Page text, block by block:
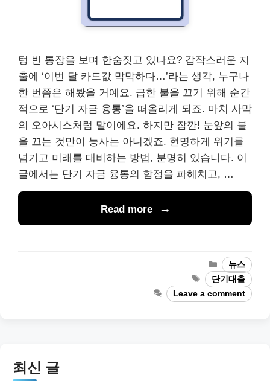
텅 빈 통장을 보며 한숨짓고 있나요? 갑작스러운 지
출에 ‘이번 달 카드값 막막하다…’라는 생각, 누구나
한 번쯤은 해봤을 거예요. 급한 불을 끄기 위해 순간
적으로 ‘단기 자금 융통’을 떠올리게 되죠. 마치 사막
의 오아시스처럼 말이에요. 하지만 잠깐! 눈앞의 불
을 끄는 것만이 능사는 아니겠죠. 현명하게 위기를
넘기고 미래를 대비하는 방법, 분명히 있습니다. 이
글에서는 단기 자금 융통의 함정을 파헤치고, …
Read more
Categories
뉴스
Tags단기대출
Leave a comment
최신 글